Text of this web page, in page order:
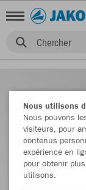
Chercher
Nous utilisons
Nous pouvons
visiteurs, pour
contenus
expérience en
pour obtenir
utilisons.